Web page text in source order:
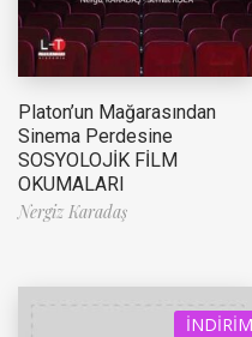
Platon’un Mağarasından
Sinema Perdesine
SOSYOLOJİK FİLM
OKUMALARI
Nergiz Karadaş